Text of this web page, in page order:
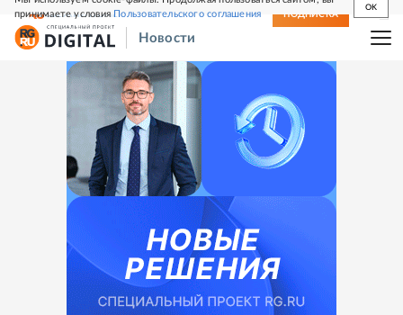
принимаете условияПользовательского соглашения
OK
СВЕЖИЙ НОМЕР ПОДПИСКА
Новости